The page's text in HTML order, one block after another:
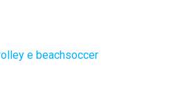
e beachsoccer